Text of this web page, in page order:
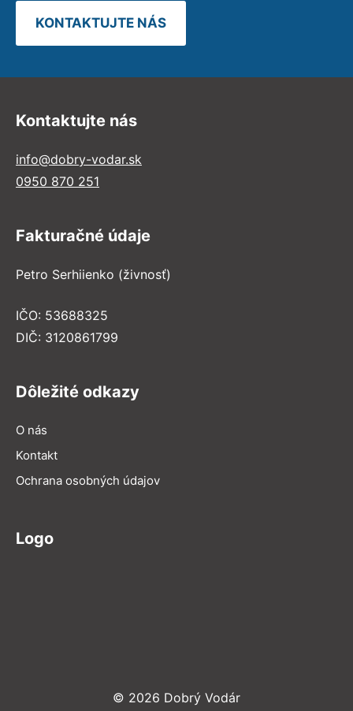
KONTAKTUJTE NÁS
Kontaktujte nás
info@dobry-vodar.sk
0950 870 251
Fakturačné údaje
Petro Serhiienko (živnosť)
IČO: 53688325
DIČ: 3120861799
Dôležité odkazy
O nás
Kontakt
Ochrana osobných údajov
Logo
© 2026 Dobrý Vodár